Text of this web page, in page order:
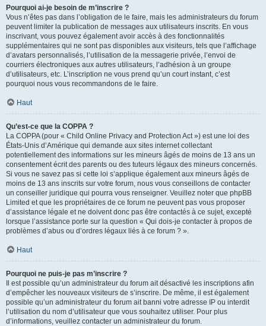
Pourquoi ai-je besoin de m’inscrire ?
Vous n’êtes pas dans l’obligation de le faire, mais les administrateurs du forum
peuvent limiter la publication de messages aux utilisateurs inscrits. En vous
inscrivant, vous pouvez également avoir accès à des fonctionnalités
supplémentaires qui ne sont pas disponibles aux visiteurs, tels que l’affichage
d’avatars personnalisés, l’utilisation de la messagerie privée, l’envoi de
courriers électroniques aux autres utilisateurs, l’adhésion à un groupe
d’utilisateurs, etc. L’inscription ne vous prend qu’un court instant, c’est
pourquoi nous vous recommandons de le faire.
Haut
Qu’est-ce que la COPPA ?
La COPPA (pour « Child Online Privacy and Protection Act ») est une loi des
États-Unis d’Amérique qui demande aux sites internet collectant
potentiellement des informations sur les mineurs âgés de moins de 13 ans un
consentement écrit des parents ou des tuteurs légaux des mineurs concernés.
Si vous ne savez pas si cette loi s’applique également aux mineurs âgés de
moins de 13 ans inscrits sur votre forum, nous vous conseillons de contacter
un conseiller juridique qui pourra vous renseigner. Veuillez noter que phpBB
Limited et que les propriétaires de ce forum ne peuvent pas vous proposer
d’assistance légale et ne doivent donc pas être contactés à ce sujet, excepté
lorsque l’assistance porte sur la question « Qui dois-je contacter à propos de
problèmes d’abus ou d’ordres légaux liés à ce forum ? ».
Haut
Pourquoi ne puis-je pas m’inscrire ?
Il est possible qu’un administrateur du forum ait désactivé les inscriptions afin
d’empêcher les nouveaux visiteurs de s’inscrire. De même, il est également
possible qu’un administrateur du forum ait banni votre adresse IP ou interdit
l’utilisation du nom d’utilisateur que vous souhaitez utiliser. Pour plus
d’informations, veuillez contacter un administrateur du forum.